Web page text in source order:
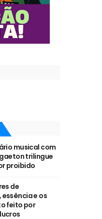
musical com
trilingue
proibido
de
essência e os
feito por